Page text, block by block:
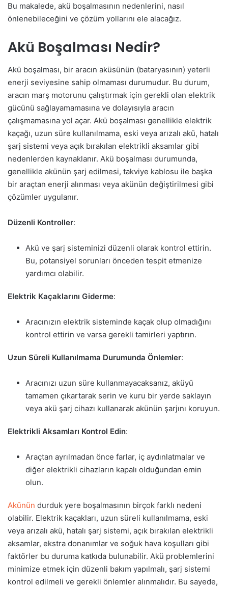
Bu makalede, akü boşalmasının nedenlerini, nasıl
önlenebileceğini ve çözüm yollarını ele alacağız.
Akü Boşalması Nedir?
Akü boşalması, bir aracın aküsünün (bataryasının) yeterli
enerji seviyesine sahip olmaması durumudur. Bu durum,
aracın marş motorunu çalıştırmak için gerekli olan elektrik
gücünü sağlayamamasına ve dolayısıyla aracın
çalışmamasına yol açar. Akü boşalması genellikle elektrik
kaçağı, uzun süre kullanılmama, eski veya arızalı akü, hatalı
şarj sistemi veya açık bırakılan elektrikli aksamlar gibi
nedenlerden kaynaklanır. Akü boşalması durumunda,
genellikle akünün şarj edilmesi, takviye kablosu ile başka
bir araçtan enerji alınması veya akünün değiştirilmesi gibi
çözümler uygulanır.
Düzenli Kontroller:
Akü ve şarj sisteminizi düzenli olarak kontrol ettirin.
Bu, potansiyel sorunları önceden tespit etmenize
yardımcı olabilir.
Elektrik Kaçaklarını Giderme:
Aracınızın elektrik sisteminde kaçak olup olmadığını
kontrol ettirin ve varsa gerekli tamirleri yaptırın.
Uzun Süreli Kullanılmama Durumunda Önlemler:
Aracınızı uzun süre kullanmayacaksanız, aküyü
tamamen çıkartarak serin ve kuru bir yerde saklayın
veya akü şarj cihazı kullanarak akünün şarjını koruyun.
Elektrikli Aksamları Kontrol Edin:
Araçtan ayrılmadan önce farlar, iç aydınlatmalar ve
diğer elektrikli cihazların kapalı olduğundan emin
olun.
Akünün durduk yere boşalmasının birçok farklı nedeni
olabilir. Elektrik kaçakları, uzun süreli kullanılmama, eski
veya arızalı akü, hatalı şarj sistemi, açık bırakılan elektrikli
aksamlar, ekstra donanımlar ve soğuk hava koşulları gibi
faktörler bu duruma katkıda bulunabilir. Akü problemlerini
minimize etmek için düzenli bakım yapılmalı, şarj sistemi
kontrol edilmeli ve gerekli önlemler alınmalıdır. Bu sayede,